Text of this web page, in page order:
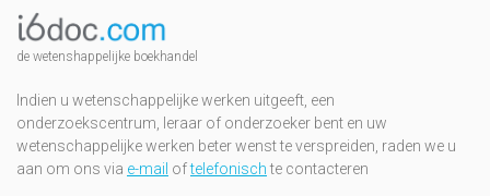
de wetenshappelijke boekhandel
Indien u wetenschappelijke werken uitgeeft, een
onderzoekscentrum, leraar of onderzoeker bent en uw
wetenschappelijke werken beter wenst te verspreiden, raden we u
aan om ons via e-mail oftelefonischte contacteren